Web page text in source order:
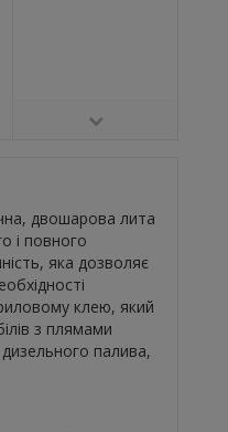
двошарова лита
і повного
яка дозволяє
клею, який
з плямами
дизельного палива,